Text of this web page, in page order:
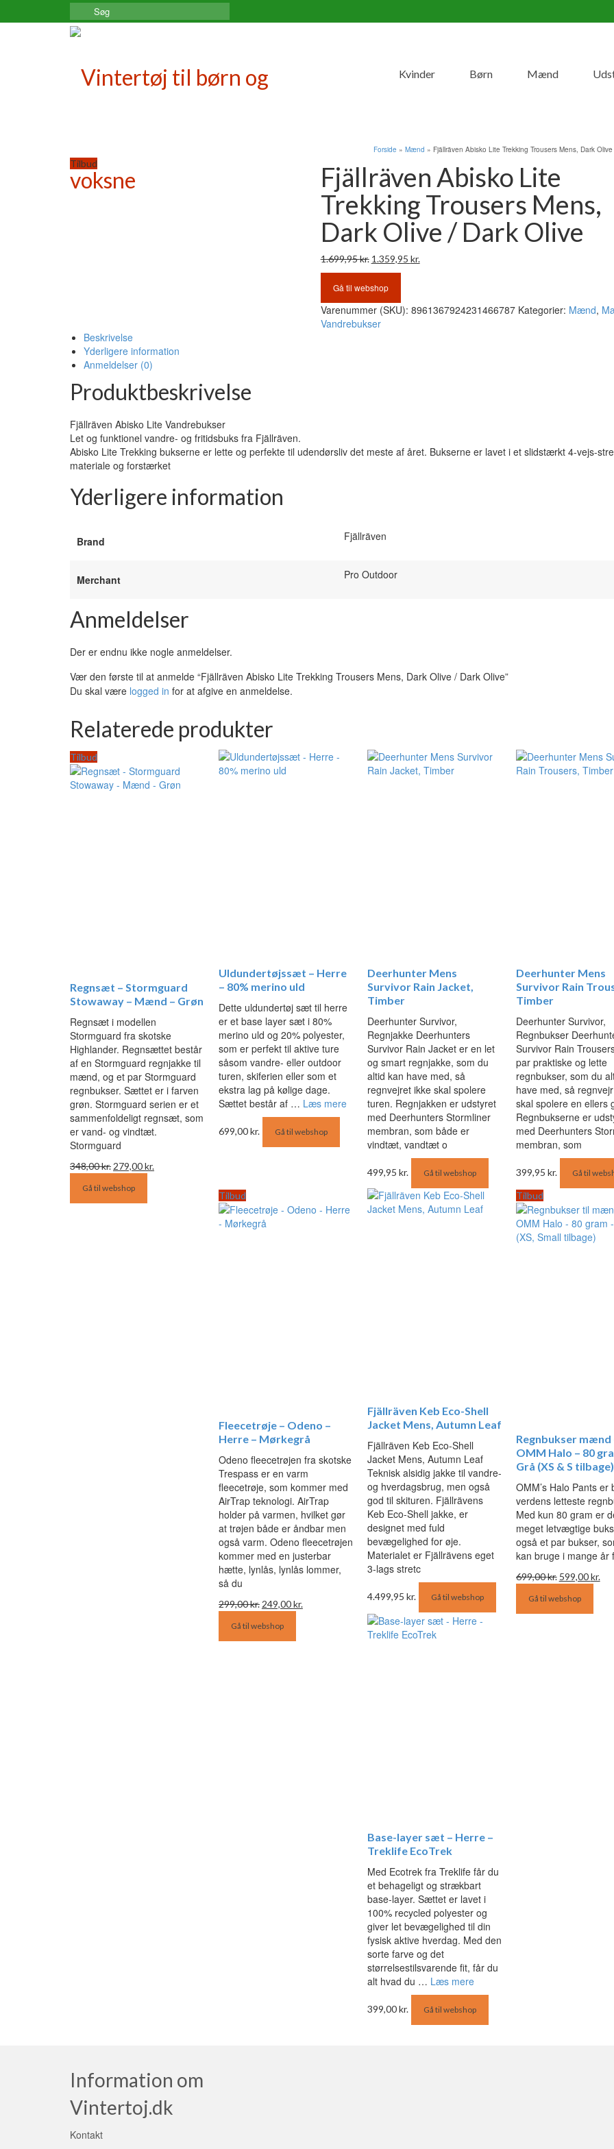
Search
for:
Kvinder Børn Mænd
Forside » Mænd » Fjällräven Abisko Lite Trekking Trousers Mens, Dark
Tilbud
Fjällräven Abisko Lite
Trekking Trousers Mens,
Dark Olive / Dark Olive
1.699,95kr. Den
oprindelige
pris
1.699,95 kr..
1.359,95 kr.
1.359,95 kr..
Gå til webshop
Varenummer (SKU): 8961367924231466787 Kategorier: Mænd,
Vandrebukser
Beskrivelse
Yderligere information
Anmeldelser (0)
Produktbeskrivelse
Fjällräven Abisko Lite Vandrebukser
Let og funktionel vandre- og fritidsbuks fra Fjällräven.
Abisko Lite Trekking bukserne er lette og perfekte til udendørsliv det meste af året. Bukserne er lavet i et slidstærkt 4-vejs-
materiale og forstærket
Yderligere information
Brand Fjällräven
Merchant Pro Outdoor
Anmeldelser
Der er endnu ikke nogle anmeldelser.
Vær den første til at anmelde “Fjällräven Abisko Lite Trekking Trousers Mens, Dark Olive / Dark Olive”
Du skal være logged in for at afgive en anmeldelse.
Relaterede produkter
Tilbud
Regnsæt – Stormguard
Stowaway – Mænd – Grøn
Regnsæt i modellen
Stormguard fra skotske
Highlander. Regnsættet består
af en Stormguard regnjakke til
mænd, og et par Stormguard
regnbukser. Sættet er i farven
grøn. Stormguard serien er et
sammenfoldeligt regnsæt, som
er vand- og vindtæt.
Stormguard
348,00kr. Den
pris
var:
279,00kr.
Gå til webshop
Uldundertøjssæt – Herre
– 80% merino uld
Dette uldundertøj sæt til herre
er et base layer sæt i 80%
merino uld og 20% polyester,
som er perfekt til aktive ture
såsom vandre- eller outdoor
turen, skiferien eller som et
ekstra lag på kølige dage.
Sættet består af … Læs mere
699,00kr. Gå til webshop
Deerhunter Mens
Survivor Rain Jacket,
Timber
Deerhunter Survivor,
Regnjakke Deerhunters
Survivor Rain Jacket er en let
og smart regnjakke, som du
altid kan have med, så
regnvejret ikke skal spolere
turen. Regnjakken er udstyret
med Deerhunters Stormliner
membran, som både er
vindtæt, vandtæt o
499,95 kr. Gå til webshop
Deerhunter Mens
Survivor Rain
Timber
Deerhunter Survivor,
Regnbukser
Survivor Rain
par praktiske og lette
regnbukser, som du
have med, så
skal spolere en ellers
Regnbukserne er
med Deerhunters
membran, som
399,95 kr. Gå til
Tilbud
Fleecetrøje – Odeno –
Herre – Mørkegrå
Odeno fleecetrøjen fra skotske
Trespass er en varm
fleecetrøje, som kommer med
AirTrap teknologi. AirTrap
holder på varmen, hvilket gør
at trøjen både er åndbar men
også varm. Odeno fleecetrøjen
kommer med en justerbar
hætte, lynlås, lynlås lommer,
så du
299,00kr. Den
pris
var:
249,00kr.
Gå til webshop
Fjällräven Keb Eco-Shell
Jacket Mens, Autumn Leaf
Fjällräven Keb Eco-Shell
Jacket Mens, Autumn Leaf
Teknisk alsidig jakke til vandre-
og hverdagsbrug, men også
god til skituren. Fjällrävens
Keb Eco-Shell jakke, er
designet med fuld
bevægelighed for øje.
Materialet er Fjällrävens eget
3-lags stretc
4.499,95 kr. Gå til webshop
Tilbud
Regnbukser mænd
OMM Halo – 80
Grå (XS & S tilbage)
OMM’s Halo Pants er
verdens letteste
Med kun 80 gram er
meget letvægtige
også et par bukser,
kan bruge i mange år
699,00kr. Den
pris
var:
599,00kr.
Gå til webshop
Base-layer sæt – Herre –
Treklife EcoTrek
Med Ecotrek fra Treklife får du
et behageligt og strækbart
base-layer. Sættet er lavet i
100% recycled polyester og
giver let bevægelighed til din
fysisk aktive hverdag. Med den
sorte farve og det
størrelsestilsvarende fit, får du
alt hvad du … Læs mere
399,00kr. Gå til webshop
Information om
Vintertoj.dk
Kontakt